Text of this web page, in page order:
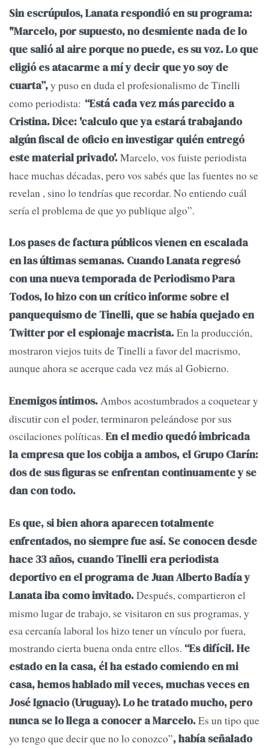
Sin escrúpulos, Lanata respondió en su programa:
"Marcelo, por supuesto, no desmiente nada de lo
que salió al aire porque no puede, es su voz. Lo que
eligió es atacarme a mí y decir que yo soy de
cuarta”,y puso en duda el profesionalismo de Tinelli
como periodista: “Está cada vez más parecido a
Cristina. Dice: 'calculo que ya estará trabajando
algún fiscal de oficio en investigar quién entregó
este material privado'.Marcelo, vos fuiste periodista
hace muchas décadas, pero vos sabés que las fuentes no se
revelan , sino lo tendrías que recordar. No entiendo cuál
sería el problema de que yo publique algo”.
Los pases de factura públicos vienen en escalada
en las últimas semanas. Cuando Lanata regresó
con una nueva temporada de Periodismo Para
Todos, lo hizo con un crítico informe sobre el
panquequismo de Tinelli, que se había quejado en
Twitter por el espionaje macrista.En la producción,
mostraron viejos tuits de Tinelli a favor del macrismo,
aunque ahora se acerque cada vez más al Gobierno.
Enemigos íntimos.Ambos acostumbrados a coquetear y
discutir con el poder, terminaron peleándose por sus
oscilaciones políticas. En el medio quedó imbricada
la empresa que los cobija a ambos, el Grupo Clarín:
dos de sus figuras se enfrentan continuamente y se
dan con todo.
Es que, si bien ahora aparecen totalmente
enfrentados, no siempre fue así. Se conocen desde
hace 33 años, cuando Tinelli era periodista
deportivo en el programa de Juan Alberto Badía y
Lanata iba como invitado.Después, compartieron el
mismo lugar de trabajo, se visitaron en sus programas, y
esa cercanía laboral los hizo tener un vínculo por fuera,
mostrando cierta buena onda entre ellos. “Es difícil. He
estado en la casa, él ha estado comiendo en mi
casa, hemos hablado mil veces, muchas veces en
José Ignacio (Uruguay). Lo he tratado mucho, pero
nunca se lo llega a conocer a Marcelo.Es un tipo que
yo tengo que decir que no lo conozco”, había señalado